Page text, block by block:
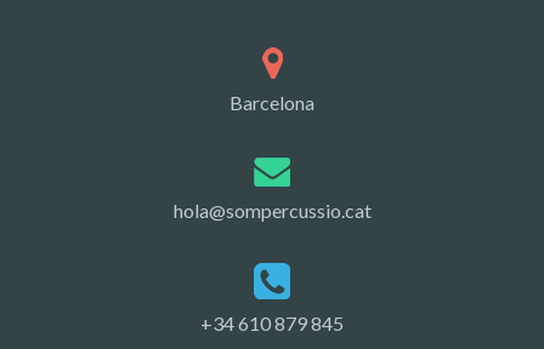
Barcelona
hola@sompercussio.cat
+34 610 879 845